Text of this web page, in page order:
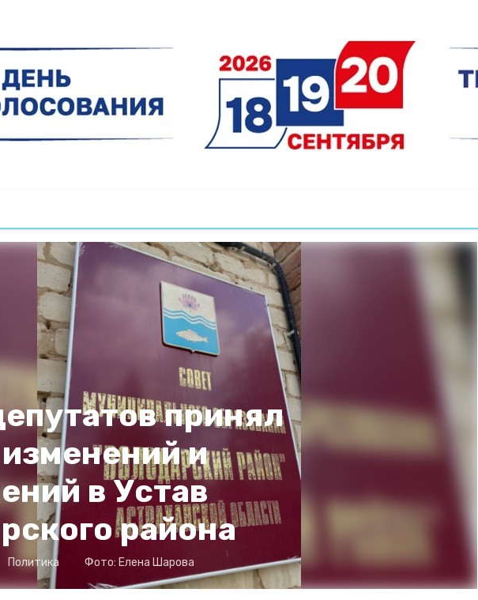
принял
и
в Устав
района
Политика Фото: Елена Шарова